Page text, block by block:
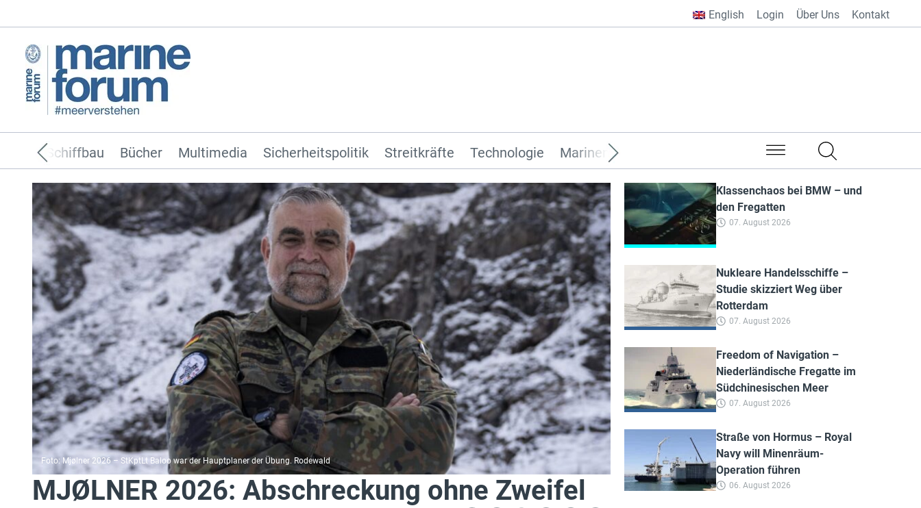
English Login Über Uns Kontakt
Sicherheitspolitik Streitkräfte Technologie Marinen aus aller Welt
Schiffbau Bücher Multimedia
Foto: Mjølner 2026 – StKptLt Baloo war der Hauptplaner der Übung. Rodewald
MJØLNER 2026: Abschreckung ohne Zweifel
Klassenchaos bei BMW – und
den Fregatten
07. August 2026
Nukleare Handelsschiffe –
Studie skizziert Weg über
Rotterdam
07. August 2026
Freedom of Navigation –
Niederländische Fregatte im
Südchinesischen Meer
07. August 2026
Straße von Hormus – Royal
Navy will Minenräum-
Operation führen
06. August 2026